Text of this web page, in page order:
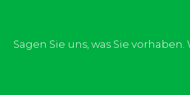
Sagen Sie uns, was Sie